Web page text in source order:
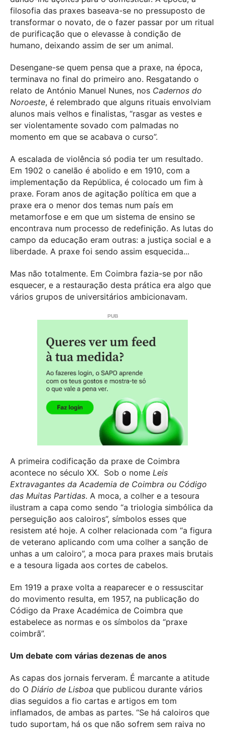
filosofia das praxes baseava-se no pressuposto de
transformar o novato, de o fazer passar por um ritual
de purificação que o elevasse à condição de
humano, deixando assim de ser um animal.
Desengane-se quem pensa que a praxe, na época,
terminava no final do primeiro ano. Resgatando o
relato de António Manuel Nunes, nos Cadernos do
Noroeste, é relembrado que alguns rituais envolviam
alunos mais velhos e finalistas, “rasgar as vestes e
ser violentamente sovado com palmadas no
momento em que se acabava o curso”.
A escalada de violência só podia ter um resultado.
Em 1902 o canelão é abolido e em 1910, com a
implementação da República, é colocado um fim à
praxe. Foram anos de agitação política em que a
praxe era o menor dos temas num país em
metamorfose e em que um sistema de ensino se
encontrava num processo de redefinição. As lutas do
campo da educação eram outras: a justiça social e a
liberdade. A praxe foi sendo assim esquecida...
Mas não totalmente. Em Coimbra fazia-se por não
esquecer, e a restauração desta prática era algo que
vários grupos de universitários ambicionavam.
A primeira codificação da praxe de Coimbra
acontece no século XX. Sob o nome Leis
Extravagantes da Academia de Coimbra ou Código
das Muitas Partidas. A moca, a colher e a tesoura
ilustram a capa como sendo “a triologia simbólica da
perseguição aos caloiros”, símbolos esses que
resistem até hoje. A colher relacionada com “a figura
de veterano aplicando com uma colher a sanção de
unhas a um caloiro”, a moca para praxes mais brutais
e a tesoura ligada aos cortes de cabelos.
Em 1919 a praxe volta a reaparecer e o ressuscitar
do movimento resulta, em 1957, na publicação do
Código da Praxe Académica de Coimbra que
estabelece as normas e os símbolos da “praxe
coimbrã”.
Um debate com várias dezenas de anos
As capas dos jornais ferveram. É marcante a atitude
do O Diário de Lisboa que publicou durante vários
dias seguidos a fio cartas e artigos em tom
inflamados, de ambas as partes. “Se há caloiros que
tudo suportam, há os que não sofrem sem raiva no